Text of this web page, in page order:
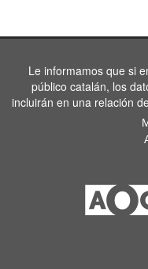
Le informamos que si
público catalán, los
incluirán en una relación